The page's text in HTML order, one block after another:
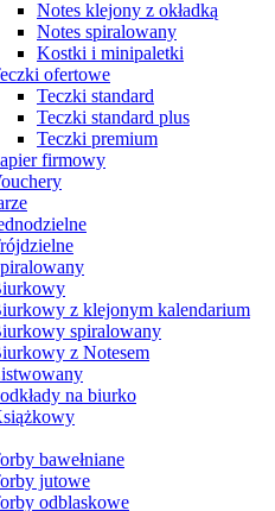
Notes klejony z okładką
Notes spiralowany
Kostki i minipaletki
ofertowe
Teczki standard
Teczki standard plus
Teczki premium
firmowy
z klejonym kalendarium
spiralowany
z Notesem
na biurko
bawełniane
jutowe
odblaskowe